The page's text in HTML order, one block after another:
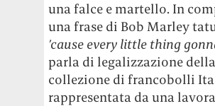
una falce e martello. In
una frase di Bob Marley
’cause every little thing
parla di legalizzazione
collezione di francobolli
rappresentata da una